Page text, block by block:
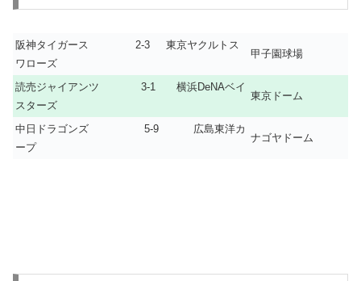
阪神タイガース 2-3 東京ヤクルトス
ワローズ
甲子園球場
読売ジャイアンツ 3-1 横浜DeNAベイ
スターズ
東京ドーム
中日ドラゴンズ 5-9 広島東洋カ
ープ
ナゴヤドーム